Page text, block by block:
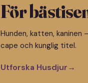
För
Hunden, katten, kaninen
cape och kunglig titel.
Utforska Husdjur→